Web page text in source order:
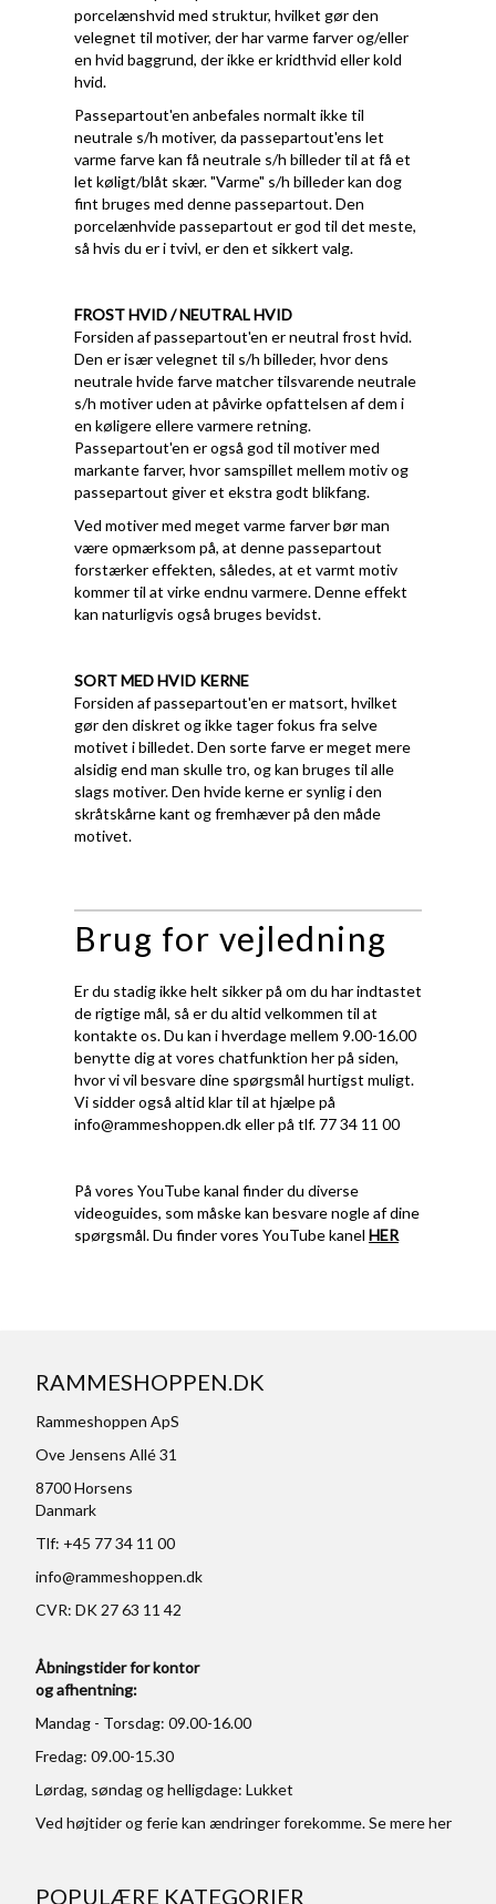
porcelænshvid med struktur, hvilket gør den
velegnet til motiver, der har varme farver og/eller
en hvid baggrund, der ikke er kridthvid eller kold
hvid.
Passepartout'en anbefales normalt ikke til
neutrale s/h motiver, da passepartout'ens let
varme farve kan få neutrale s/h billeder til at få et
let køligt/blåt skær. "Varme" s/h billeder kan dog
fint bruges med denne passepartout. Den
porcelænhvide passepartout er god til det meste,
så hvis du er i tvivl, er den et sikkert valg.
FROST HVID / NEUTRAL HVID
Forsiden af passepartout'en er neutral frost hvid.
Den er især velegnet til s/h billeder, hvor dens
neutrale hvide farve matcher tilsvarende neutrale
s/h motiver uden at påvirke opfattelsen af dem i
en køligere ellere varmere retning.
Passepartout'en er også god til motiver med
markante farver, hvor samspillet mellem motiv og
passepartout giver et ekstra godt blikfang.
Ved motiver med meget varme farver bør man
være opmærksom på, at denne passepartout
forstærker effekten, således, at et varmt motiv
kommer til at virke endnu varmere. Denne effekt
kan naturligvis også bruges bevidst.
SORT MED HVID KERNE
Forsiden af passepartout'en er matsort, hvilket
gør den diskret og ikke tager fokus fra selve
motivet i billedet. Den sorte farve er meget mere
alsidig end man skulle tro, og kan bruges til alle
slags motiver. Den hvide kerne er synlig i den
skråtskårne kant og fremhæver på den måde
motivet.
Brug for vejledning
Er du stadig ikke helt sikker på om du har indtastet
de rigtige mål, så er du altid velkommen til at
kontakte os. Du kan i hverdage mellem 9.00-16.00
benytte dig at vores chatfunktion her på siden,
hvor vi vil besvare dine spørgsmål hurtigst muligt.
Vi sidder også altid klar til at hjælpe på
info@rammeshoppen.dkeller på tlf. 77 34 11 00
På vores YouTube kanal finder du diverse
videoguides, som måske kan besvare nogle af dine
spørgsmål. Du finder vores YouTube kanel HER
RAMMESHOPPEN.DK
Rammeshoppen ApS
Ove Jensens Allé 31
8700 Horsens
Danmark
Tlf: +45 77 34 11 00
info@rammeshoppen.dk
CVR: DK 27 63 11 42
Åbningstider for kontor
og afhentning:
Mandag - Torsdag: 09.00-16.00
Fredag: 09.00-15.30
Lørdag, søndag og helligdage: Lukket
Ved højtider og ferie kan ændringer forekomme. Se mereher
POPULÆRE KATEGORIER